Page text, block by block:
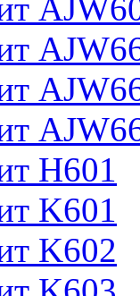
H601
K601
K602